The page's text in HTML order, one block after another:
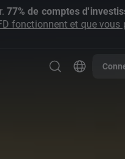
77% de comptes
fonctionnent et que vous